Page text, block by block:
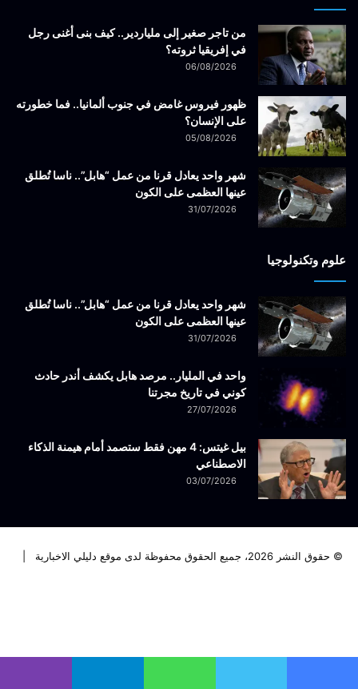
من تاجر صغير إلى ملياردير.. كيف بنى أغنى رجل
في إفريقيا ثروته؟
06/08/2026
ظهور فيروس غامض في جنوب ألمانيا.. فما خطورته
على الإنسان؟
05/08/2026
شهر واحد يعادل قرنا من عمل “هابل”.. ناسا تُطلق
عينها العظمى على الكون
31/07/2026
علوم وتكنولوجيا
شهر واحد يعادل قرنا من عمل “هابل”.. ناسا تُطلق
عينها العظمى على الكون
31/07/2026
واحد في المليار.. مرصد هابل يكشف أندر حادث
كوني في تاريخ مجرتنا
27/07/2026
بيل غيتس: 4 مهن فقط ستصمد أمام هيمنة الذكاء
الاصطناعي
03/07/2026
© حقوق النشر 2026، جميع الحقوق محفوظة لدى موقع دليلي الاخبارية |